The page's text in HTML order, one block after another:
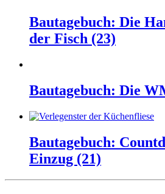
Bautagebuch: Die
der Fisch (23)
Bautagebuch: Die
Bautagebuch:
Einzug (21)